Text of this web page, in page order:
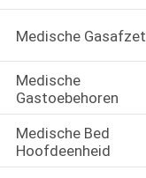
Medische Gasafzet
Medische
Gastoebehoren
Medische Bed
Hoofdeenheid